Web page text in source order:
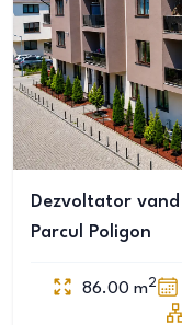
Dezvoltator
Parcul Poligon
86.00 m2